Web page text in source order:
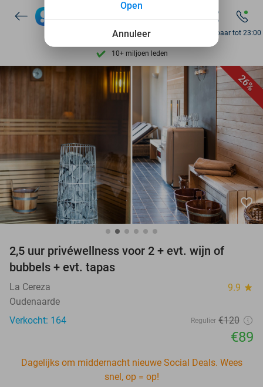
7 dagen per week beschikbaar
10+ miljoen leden
9,4 op basis van
Ontdek 15.000+ deals
7 dagen per week beschikbaar
10+ miljoen leden
Bereikbaar tot 23:00
26%
favorite_border
2,5 uur privéwellness voor 2 + evt. wijn of
bubbels + evt. tapas
La Cereza 9.9 star
Oudenaarde
Verkocht: 164
Regulier €120
€89
Dagelijks om middernacht nieuwe Social Deals. Wees
snel, op = op!
Annuleer
Open